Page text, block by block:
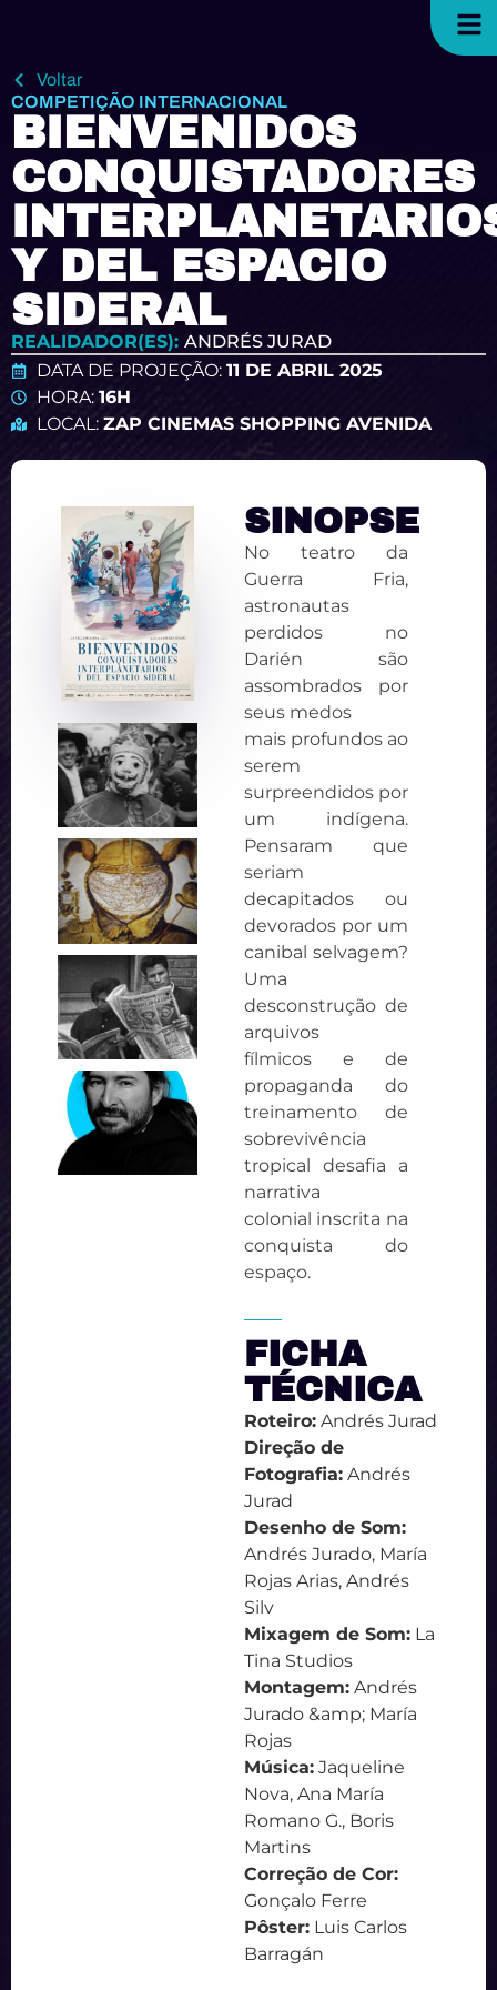
Voltar
COMPETIÇÃO INTERNACIONAL
BIENVENIDOS
CONQUISTADORES
Y DEL ESPACIO
SIDERAL
REALIDADOR(ES): ANDRÉS JURAD
DATA DE PROJEÇÃO: 11 DE ABRIL 2025
HORA: 16H
LOCAL: ZAP CINEMAS SHOPPING AVENIDA
SINOPSE
No teatro da
Guerra Fria,
astronautas
perdidos no
Darién são
assombrados por
seus medos
mais profundos ao
serem
surpreendidos por
um indígena.
Pensaram que
seriam
decapitados ou
devorados por um
canibal selvagem?
Uma
desconstrução de
arquivos
fílmicos e de
propaganda do
treinamento de
sobrevivência
tropical desafia a
narrativa
colonial inscrita na
conquista do
espaço.
FICHA
TÉCNICA
Roteiro:Andrés Jurad
Direção de
Fotografia:Andrés
Jurad
Desenho de Som:
Andrés Jurado, María
Rojas Arias, Andrés
Silv
Mixagem de Som:La
Tina Studios
Montagem:Andrés
Jurado &amp; María
Rojas
Música:Jaqueline
Nova, Ana María
Romano G., Boris
Martins
Correção de Cor:
Gonçalo Ferre
Pôster:Luis Carlos
Barragán